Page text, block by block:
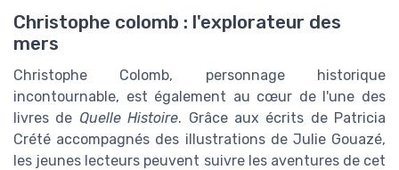
Christophe colomb : l'explorateur des
mers
Christophe Colomb, personnage historique
incontournable, est également au cœur de l'une des
livres de Quelle Histoire. Grâce aux écrits de Patricia
Crété accompagnés des illustrations de Julie Gouazé,
les jeunes lecteurs peuvent suivre les aventures de cet